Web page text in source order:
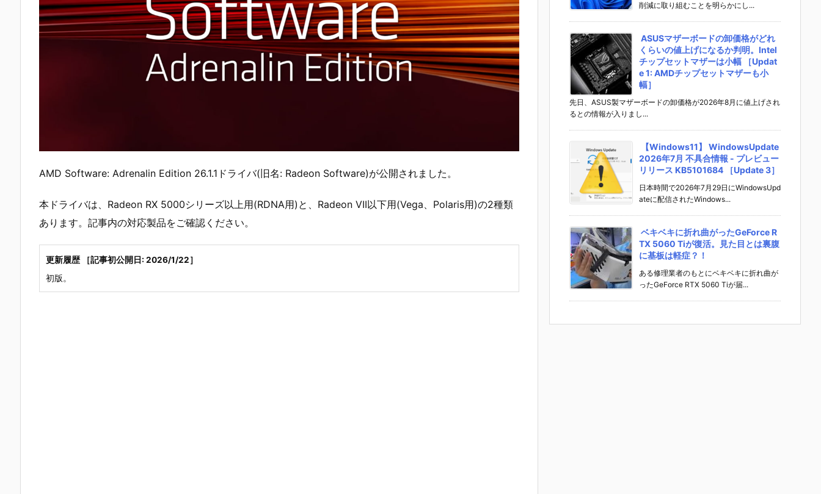
AMD Software: Adrenalin Edition 26.1.1ドライバ(旧名: Radeon Software)が公開されました。
本ドライバは、Radeon RX 5000シリーズ以上用(RDNA用)と、Radeon VII以下用(Vega、Polaris用)の2種類
あります。記事内の対応製品をご確認ください。
更新履歴 ［記事初公開日: 2026/1/22］
初版。
削減に取り組むことを明らかにし...
ASUSマザーボードの卸価格がどれ
くらいの値上げになるか判明。Intel
チップセットマザーは小幅 ［Updat
e 1: AMDチップセットマザーも小
幅］
先日、ASUS製マザーボードの卸価格が2026年8月に値上げされ
るとの情報が入りまし...
【Windows11】 WindowsUpdate
2026年7月 不具合情報 - プレビュー
リリース KB5101684 ［Update 3］
日本時間で2026年7月29日にWindowsUpd
ateに配信されたWindows...
ベキベキに折れ曲がったGeForce R
TX 5060 Tiが復活。見た目とは裏腹
に基板は軽症？！
ある修理業者のもとにベキベキに折れ曲が
ったGeForce RTX 5060 Tiが届...